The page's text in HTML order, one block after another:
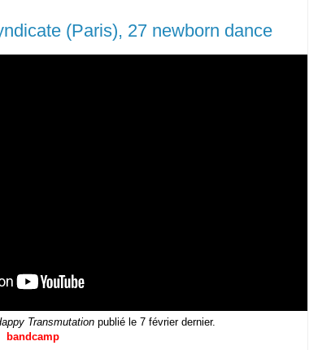
(Paris), 27 newborn dance
Transmutation publié le 7 février dernier.
bandcamp